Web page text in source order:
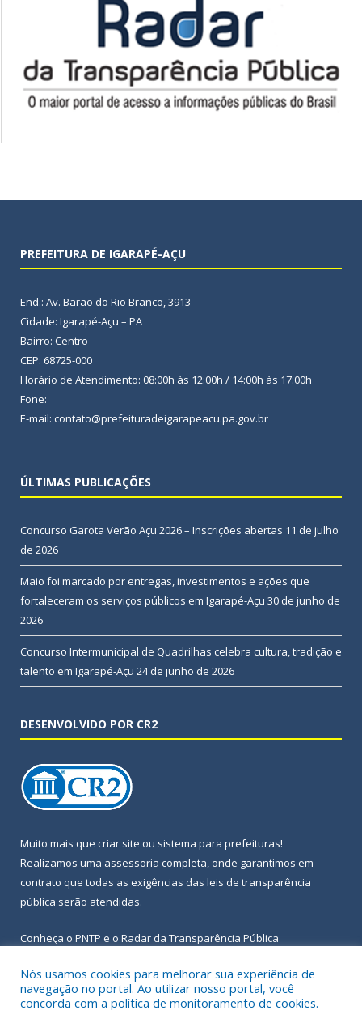
PREFEITURA DE IGARAPÉ-AÇU
End.: Av. Barão do Rio Branco, 3913
Cidade: Igarapé-Açu – PA
Bairro: Centro
CEP: 68725-000
Horário de Atendimento: 08:00h às 12:00h / 14:00h às 17:00h
Fone:
E-mail: contato@prefeituradeigarapeacu.pa.gov.br
ÚLTIMAS PUBLICAÇÕES
Concurso Garota Verão Açu 2026 – Inscrições abertas 11 de julho
de 2026
Maio foi marcado por entregas, investimentos e ações que
fortaleceram os serviços públicos em Igarapé-Açu 30 de junho de
2026
Concurso Intermunicipal de Quadrilhas celebra cultura, tradição e
talento em Igarapé-Açu 24 de junho de 2026
DESENVOLVIDO POR CR2
Muito mais que criar site ou sistema para prefeituras!
Realizamos uma assessoria completa, onde garantimos em
contrato que todas as exigências das leis de transparência
pública serão atendidas.
Conheça o PNTP e o Radar da Transparência Pública
Nós usamos cookies para melhorar sua experiência de
navegação no portal. Ao utilizar nosso portal, você
concorda com a política de monitoramento de cookies.